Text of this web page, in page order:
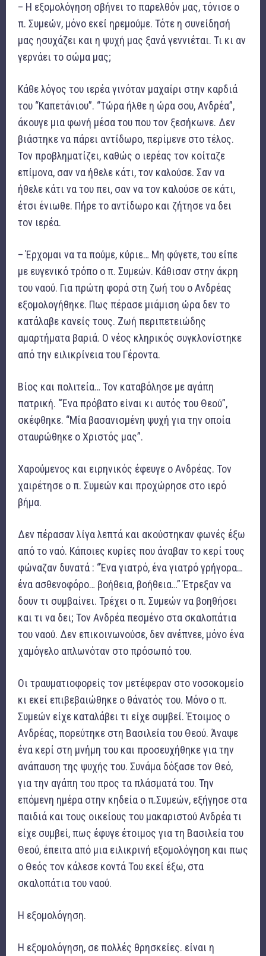
– Η εξομολόγηση σβήνει το παρελθόν μας, τόνισε ο
π. Συμεών, μόνο εκεί ηρεμούμε. Τότε η συνείδησή
μας ησυχάζει και η ψυχή μας ξανά γεννιέται. Τι κι αν
γερνάει το σώμα μας;
Κάθε λόγος του ιερέα γινόταν μαχαίρι στην καρδιά
του “Καπετάνιου”. “Τώρα ήλθε η ώρα σου, Ανδρέα”,
άκουγε μια φωνή μέσα του που τον ξεσήκωνε. Δεν
βιάστηκε να πάρει αντίδωρο, περίμενε στο τέλος.
Τον προβληματίζει, καθώς ο ιερέας τον κοίταζε
επίμονα, σαν να ήθελε κάτι, τον καλούσε. Σαν να
ήθελε κάτι να του πει, σαν να τον καλούσε σε κάτι,
έτσι ένιωθε. Πήρε το αντίδωρο και ζήτησε να δει
τον ιερέα.
– Έρχομαι να τα πούμε, κύριε… Μη φύγετε, του είπε
με ευγενικό τρόπο ο π. Συμεών. Κάθισαν στην άκρη
του ναού. Για πρώτη φορά στη ζωή του ο Ανδρέας
εξομολογήθηκε. Πως πέρασε μιάμιση ώρα δεν το
κατάλαβε κανείς τους. Ζωή περιπετειώδης
αμαρτήματα βαριά. Ο νέος κληρικός συγκλονίστηκε
από την ειλικρίνεια του Γέροντα.
Βίος και πολιτεία… Τον καταβόλησε με αγάπη
πατρική. “Ένα πρόβατο είναι κι αυτός του Θεού”,
σκέφθηκε. “Μία βασανισμένη ψυχή για την οποία
σταυρώθηκε ο Χριστός μας”.
Χαρούμενος και ειρηνικός έφευγε ο Ανδρέας. Τον
χαιρέτησε ο π. Συμεών και προχώρησε στο ιερό
βήμα.
Δεν πέρασαν λίγα λεπτά και ακούστηκαν φωνές έξω
από το ναό. Κάποιες κυρίες που άναβαν το κερί τους
φώναζαν δυνατά : “Ένα γιατρό, ένα γιατρό γρήγορα…
ένα ασθενοφόρο… βοήθεια, βοήθεια…” Έτρεξαν να
δουν τι συμβαίνει. Τρέχει ο π. Συμεών να βοηθήσει
και τι να δει; Τον Ανδρέα πεσμένο στα σκαλοπάτια
του ναού. Δεν επικοινωνούσε, δεν ανέπνεε, μόνο ένα
χαμόγελο απλωνόταν στο πρόσωπό του.
Οι τραυματιοφορείς τον μετέφεραν στο νοσοκομείο
κι εκεί επιβεβαιώθηκε ο θάνατός του. Μόνο ο π.
Συμεών είχε καταλάβει τι είχε συμβεί. Έτοιμος ο
Ανδρέας, πορεύτηκε στη Βασιλεία του Θεού. Άναψε
ένα κερί στη μνήμη του και προσευχήθηκε για την
ανάπαυση της ψυχής του. Συνάμα δόξασε τον Θεό,
για την αγάπη του προς τα πλάσματά του. Την
επόμενη ημέρα στην κηδεία ο π.Συμεών, εξήγησε στα
παιδιά και τους οικείους του μακαριστού Ανδρέα τι
είχε συμβεί, πως έφυγε έτοιμος για τη Βασιλεία του
Θεού, έπειτα από μια ειλικρινή εξομολόγηση και πως
ο Θεός τον κάλεσε κοντά Του εκεί έξω, στα
σκαλοπάτια του ναού.
Η εξομολόγηση.
Η εξομολόγηση, σε πολλές θρησκείες. είναι η